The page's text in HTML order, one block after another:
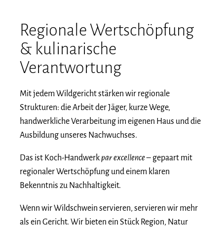
Regionale Wertschöpfung
& kulinarische
Verantwortung
Mit jedem Wildgericht stärken wir regionale
Strukturen: die Arbeit der Jäger, kurze Wege,
handwerkliche Verarbeitung im eigenen Haus und die
Ausbildung unseres Nachwuchses.
Das ist Koch-Handwerkpar excellence– gepaart mit
regionaler Wertschöpfung und einem klaren
Bekenntnis zu Nachhaltigkeit.
Wenn wir Wildschwein servieren, servieren wir mehr
als ein Gericht. Wir bieten ein Stück Region, Natur